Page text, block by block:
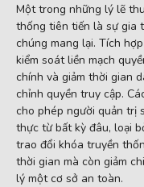
Một trong những lý lẽ
thống tiên tiến là sự gia
chúng mang lại. Tích
kiểm soát liền mạch
chính và giảm thời gian
chỉnh quyền truy cập.
cho phép người quản trị
thực từ bất kỳ đâu, loại
trao đổi khóa truyền
thời gian mà còn giảm
lý một cơ sở an toàn.